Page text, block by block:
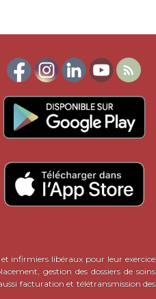

infirmiers libéraux pour leur exercice
gestion des dossiers de soins
facturation et télétransmission des